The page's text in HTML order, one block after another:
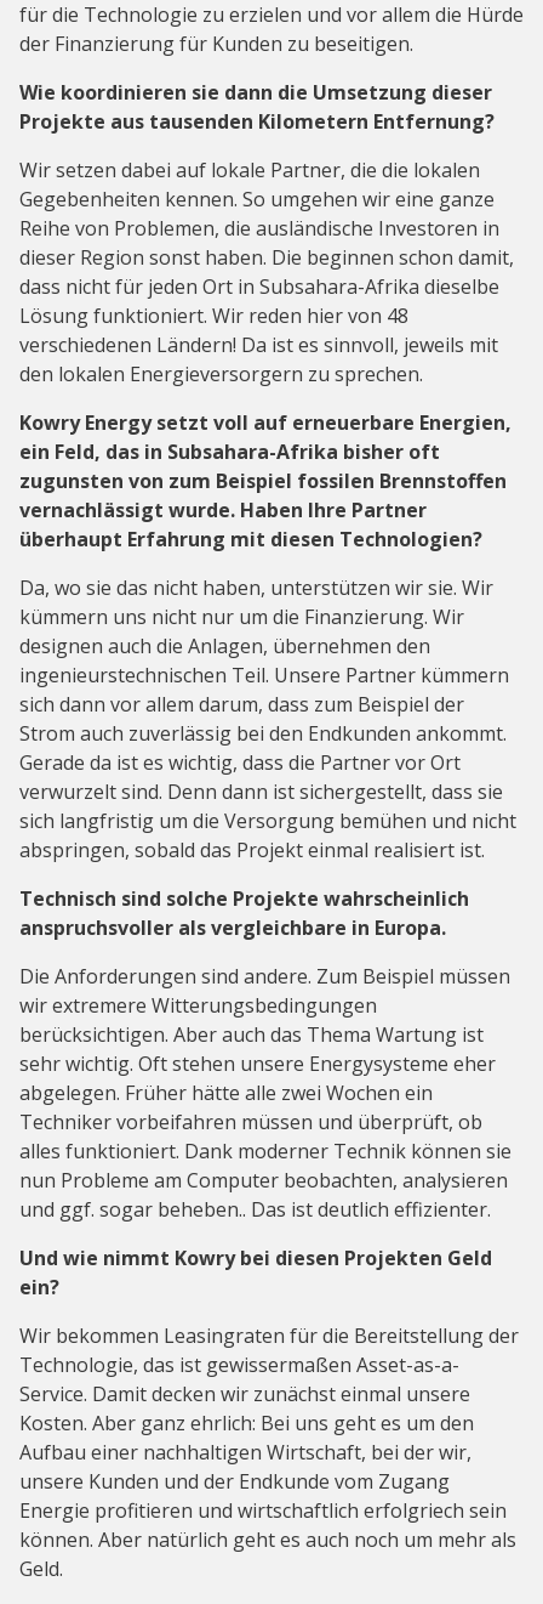
für die Technologie zu erzielen und vor allem die Hürde
der Finanzierung für Kunden zu beseitigen.
Wie koordinieren sie dann die Umsetzung dieser
Projekte aus tausenden Kilometern Entfernung?
Wir setzen dabei auf lokale Partner, die die lokalen
Gegebenheiten kennen. So umgehen wir eine ganze
Reihe von Problemen, die ausländische Investoren in
dieser Region sonst haben. Die beginnen schon damit,
dass nicht für jeden Ort in Subsahara-Afrika dieselbe
Lösung funktioniert. Wir reden hier von 48
verschiedenen Ländern! Da ist es sinnvoll, jeweils mit
den lokalen Energieversorgern zu sprechen.
Kowry Energy setzt voll auf erneuerbare Energien,
ein Feld, das in Subsahara-Afrika bisher oft
zugunsten von zum Beispiel fossilen Brennstoffen
vernachlässigt wurde. Haben Ihre Partner
überhaupt Erfahrung mit diesen Technologien?
Da, wo sie das nicht haben, unterstützen wir sie. Wir
kümmern uns nicht nur um die Finanzierung. Wir
designen auch die Anlagen, übernehmen den
ingenieurstechnischen Teil. Unsere Partner kümmern
sich dann vor allem darum, dass zum Beispiel der
Strom auch zuverlässig bei den Endkunden ankommt.
Gerade da ist es wichtig, dass die Partner vor Ort
verwurzelt sind. Denn dann ist sichergestellt, dass sie
sich langfristig um die Versorgung bemühen und nicht
abspringen, sobald das Projekt einmal realisiert ist.
Technisch sind solche Projekte wahrscheinlich
anspruchsvoller als vergleichbare in Europa.
Die Anforderungen sind andere. Zum Beispiel müssen
wir extremere Witterungsbedingungen
berücksichtigen. Aber auch das Thema Wartung ist
sehr wichtig. Oft stehen unsere Energysysteme eher
abgelegen. Früher hätte alle zwei Wochen ein
Techniker vorbeifahren müssen und überprüft, ob
alles funktioniert. Dank moderner Technik können sie
nun Probleme am Computer beobachten, analysieren
und ggf. sogar beheben.. Das ist deutlich effizienter.
Und wie nimmt Kowry bei diesen Projekten Geld
ein?
Wir bekommen Leasingraten für die Bereitstellung der
Technologie, das ist gewissermaßen Asset-as-a-
Service. Damit decken wir zunächst einmal unsere
Kosten. Aber ganz ehrlich: Bei uns geht es um den
Aufbau einer nachhaltigen Wirtschaft, bei der wir,
unsere Kunden und der Endkunde vom Zugang
Energie profitieren und wirtschaftlich erfolgriech sein
können. Aber natürlich geht es auch noch um mehr als
Geld.